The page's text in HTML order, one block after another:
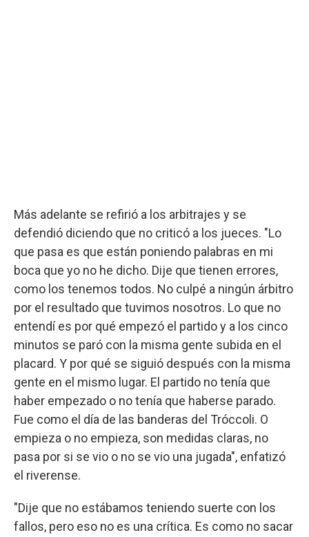
Más adelante se refirió a los arbitrajes y se
defendió diciendo que no criticó a los jueces. "Lo
que pasa es que están poniendo palabras en mi
boca que yo no he dicho. Dije que tienen errores,
como los tenemos todos. No culpé a ningún árbitro
por el resultado que tuvimos nosotros. Lo que no
entendí es por qué empezó el partido y a los cinco
minutos se paró con la misma gente subida en el
placard. Y por qué se siguió después con la misma
gente en el mismo lugar. El partido no tenía que
haber empezado o no tenía que haberse parado.
Fue como el día de las banderas del Tróccoli. O
empieza o no empieza, son medidas claras, no
pasa por si se vio o no se vio una jugada", enfatizó
el riverense.
"Dije que no estábamos teniendo suerte con los
fallos, pero eso no es una crítica. Es como no sacar